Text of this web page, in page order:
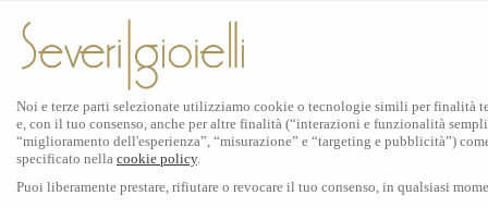
Scopri Rolex
Orologi Rolex
Nuovi modelli 2026
Noi e terze parti selezionate utilizziamo cookie o tecnologie simili per finalità
e, con il tuo consenso, anche per altre finalità (“interazioni e funzionalità
“miglioramento dell'esperienza”, “misurazione” e “targeting e pubblicità”)
specificato nella cookie policy.
Puoi liberamente prestare, rifiutare o revocare il tuo consenso, in qualsiasi